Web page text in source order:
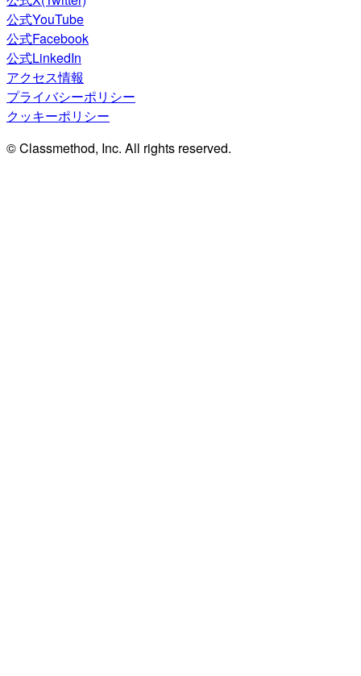
公式YouTube
公式Facebook
公式LinkedIn
アクセス情報
プライバシーポリシー
クッキーポリシー
© Classmethod, Inc. All rights reserved.